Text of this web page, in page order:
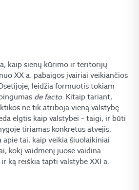
kaip sienų kūrimo ir teritorijų
XX a. pabaigos įvairiai veikiančios
leidžia formuotis tokiam
de facto. Kitaip tariant,
ne tik atriboja vieną valstybę
elgtis kaip valstybei – taigi, ir būti
tiriamas konkretus atvejis,
apie tai, kaip veikia šiuolaikiniai
kokį vaidmenį juose vaidina
ką reiškia tapti valstybe XXI a.